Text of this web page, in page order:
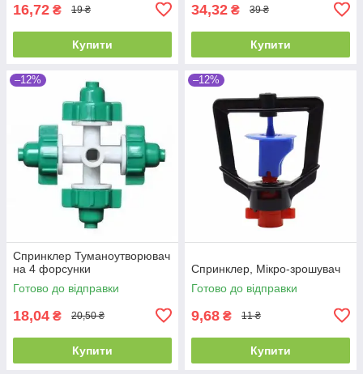
16,72 ₴ 19 ₴
Купити
34,32 ₴ 39 ₴
Купити
–12%
Спринклер Туманоутворювач
на 4 форсунки
Готово до відправки
18,04 ₴ 20,50 ₴
Купити
–12%
Спринклер, Мікро-зрошувач
Готово до відправки
9,68 ₴ 11 ₴
Купити